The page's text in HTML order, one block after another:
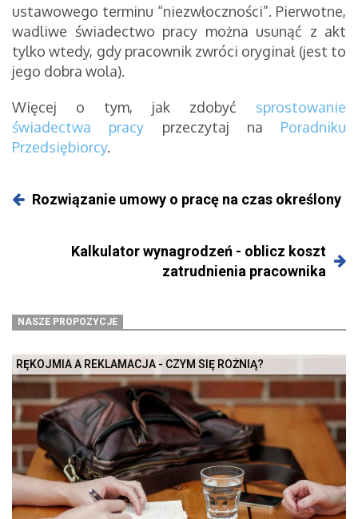
ustawowego terminu “niezwłoczności”. Pierwotne,
wadliwe świadectwo pracy można usunąć z akt
tylko wtedy, gdy pracownik zwróci oryginał (jest to
jego dobra wola).
Więcej o tym, jak zdobyć sprostowanie
świadectwa pracy przeczytaj na Poradniku
Przedsiębiorcy.
Rozwiązanie umowy o pracę na czas określony
Kalkulator wynagrodzeń - oblicz koszt
zatrudnienia pracownika
NASZE PROPOZYCJE
RĘKOJMIA A REKLAMACJA - CZYM SIĘ RÓŻNIĄ?